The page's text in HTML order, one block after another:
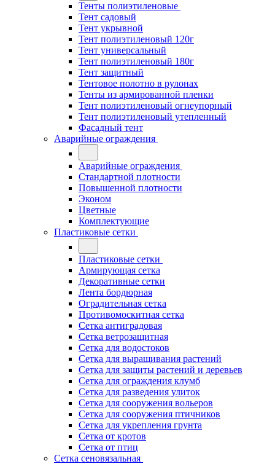
Тенты полиэтиленовые
Тент садовый
Тент укрывной
Тент полиэтиленовый 120г
Тент универсальный
Тент полиэтиленовый 180г
Тент защитный
Тентовое полотно в рулонах
Тенты из армированной пленки
Тент полиэтиленовый огнеупорный
Тент полиэтиленовый утепленный
Фасадный тент
Аварийные ограждения
Аварийные ограждения
Стандартной плотности
Повышенной плотности
Эконом
Цветные
Комплектующие
Пластиковые сетки
Пластиковые сетки
Армирующая сетка
Декоративные сетки
Лента бордюрная
Оградительная сетка
Противомоскитная сетка
Сетка антиградовая
Сетка ветрозащитная
Сетка для водостоков
Сетка для выращивания растений
Сетка для защиты растений и деревьев
Сетка для ограждения клумб
Сетка для разведения улиток
Сетка для сооружения вольеров
Сетка для сооружения птичников
Сетка для укрепления грунта
Сетка от кротов
Сетка от птиц
Сетка сеновязальная